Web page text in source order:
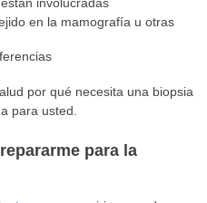
involucradas
en la mamografía u otras
por qué necesita una biopsia
para usted.
para la